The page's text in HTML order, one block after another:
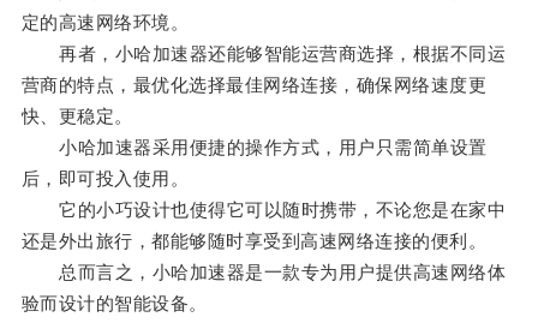
定的高速网络环境。
再者，小哈加速器还能够智能运营商选择，根据不同运
营商的特点，最优化选择最佳网络连接，确保网络速度更
快、更稳定。
小哈加速器采用便捷的操作方式，用户只需简单设置
后，即可投入使用。
它的小巧设计也使得它可以随时携带，不论您是在家中
还是外出旅行，都能够随时享受到高速网络连接的便利。
总而言之，小哈加速器是一款专为用户提供高速网络体
验而设计的智能设备。